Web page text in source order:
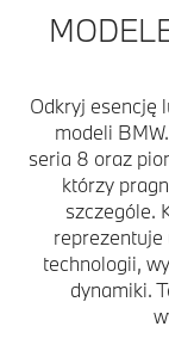
Odkryj esencję
modeli
seria 8 oraz
którzy
szczególe.
reprezentuje
technologii,
dynamiki.